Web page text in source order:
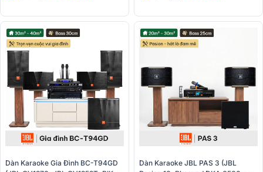
Dàn Karaoke Gia Đình BC-T94GD
Dàn Karaoke JBL PAS 3 (JBL